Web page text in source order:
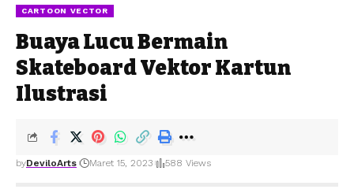
CARTOON VECTOR
Buaya Lucu Bermain
Skateboard Vektor Kartun
Ilustrasi
byDeviloArts Maret 15, 2023 588 Views